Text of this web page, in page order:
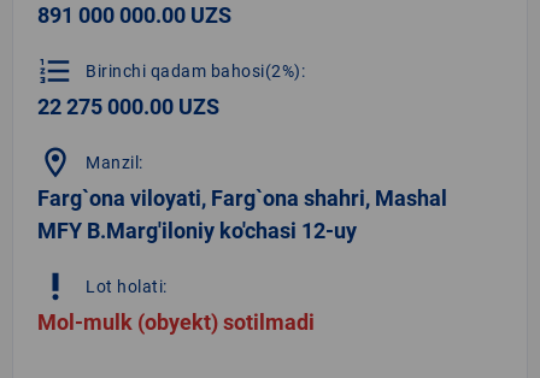
891 000 000.00 UZS
format_list_numbered Birinchi qadam bahosi(2%):
22 275 000.00 UZS
location_on Manzil:
Farg`ona viloyati, Farg`ona shahri, Mashal
MFY B.Marg'iloniy ko'chasi 12-uy
priority_high Lot holati:
Mol-mulk (obyekt) sotilmadi